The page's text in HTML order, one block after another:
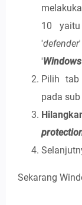
10
'defender
'
Pilih tab
pada
Sekarang